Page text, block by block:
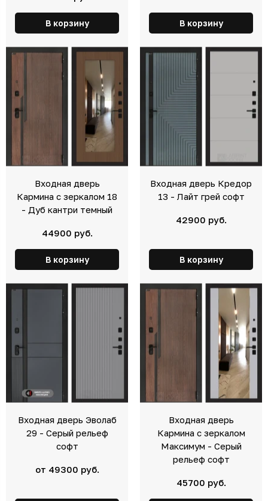
В корзину В корзину
Входная дверь
Кармина с зеркалом 18
- Дуб кантри темный
44900 руб.
В корзину
Входная дверь Кредор
13 - Лайт грей софт
42900 руб.
В корзину
Входная дверь Эволаб
29 - Серый рельеф
софт
от 49300 руб.
Входная дверь
Кармина с зеркалом
Максимум - Серый
рельеф софт
45700 руб.